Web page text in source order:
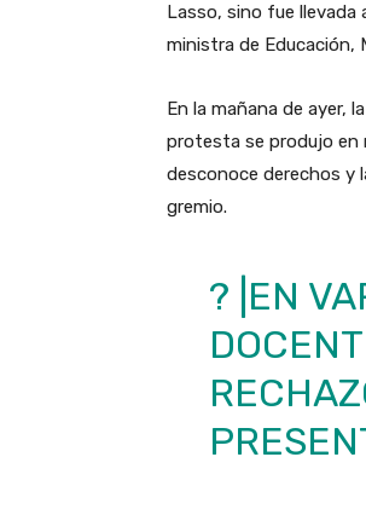
Lasso, sino fue llevada
ministra de Educación,
En la mañana de ayer,
protesta se produjo en
desconoce derechos y
gremio.
? |EN